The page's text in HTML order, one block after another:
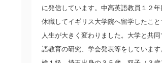
に発信しています。中高英語教員１２年
休職してイギリス大学院へ留学したこと
人生が大きく変わりました。大学と共同
語教育の研究、学会発表等をしています